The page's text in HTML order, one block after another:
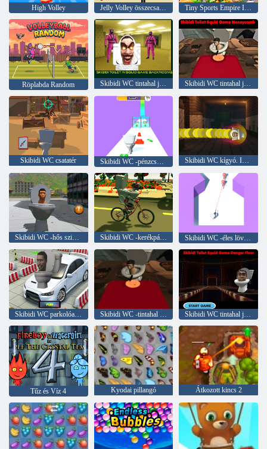
High Volley Jelly Volley összecsapás Tiny Sports Empire Idle
Röplabda Random Skibidi WC tintahal játékban Skibidi WC tintahal játék méhsejt
Skibidi WC csatatér Skibidi WC -pénzcsomag Skibidi WC kígyó. IO a Minecraft -ban
Skibidi WC -hős szimulátor Skibidi WC -kerékpározás Skibidi WC -éles lövöldözős lövöldözés
Skibidi WC parkolóautó Skibidi WC -tintahal játék méhsejt Skibidi WC tintahal játék veszély padló
Tűz és Víz 4 Kyodai pillangó Átkozott kincs 2